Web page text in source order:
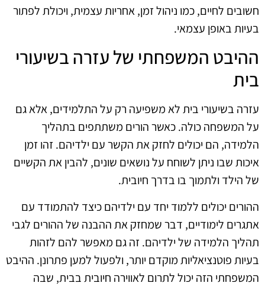
חשובים לחיים, כמו ניהול זמן, אחריות עצמית, ויכולת לפתור
בעיות באופן עצמאי.
ההיבט המשפחתי של עזרה בשיעורי
בית
עזרה בשיעורי בית לא משפיעה רק על התלמידים, אלא גם
על המשפחה כולה. כאשר הורים משתתפים בתהליך
הלמידה, הם יכולים לחזק את הקשר עם ילדיהם. זהו זמן
איכות שבו ניתן לשוחח על נושאים שונים, להבין את הקשיים
של הילד ולתמוך בו בדרך חיובית.
ההורים יכולים ללמוד יחד עם ילדיהם כיצד להתמודד עם
אתגרים לימודיים, דבר שמחזק את ההבנה של ההורים לגבי
תהליך הלמידה של ילדיהם. זה גם מאפשר להם לזהות
בעיות פוטנציאליות מוקדם יותר, ולפעול למען פתרונן. ההיבט
המשפחתי הזה יכול לתרום לאווירה חיובית בבית, שבה